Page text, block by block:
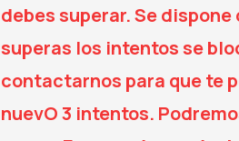
debes superar. Se
superas los intentos se
contactarnos para que te
nuevO 3 intentos.